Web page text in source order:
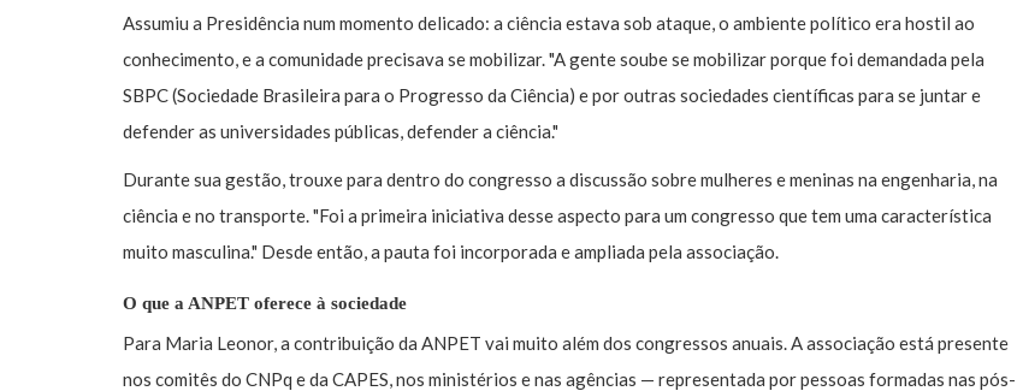
Assumiu a Presidência num momento delicado: a ciência estava sob ataque, o ambiente político era hostil ao
conhecimento, e a comunidade precisava se mobilizar. "A gente soube se mobilizar porque foi demandada pela
SBPC (Sociedade Brasileira para o Progresso da Ciência) e por outras sociedades científicas para se juntar e
defender as universidades públicas, defender a ciência."
Durante sua gestão, trouxe para dentro do congresso a discussão sobre mulheres e meninas na engenharia, na
ciência e no transporte. "Foi a primeira iniciativa desse aspecto para um congresso que tem uma característica
muito masculina." Desde então, a pauta foi incorporada e ampliada pela associação.
O que a ANPET oferece à sociedade
Para Maria Leonor, a contribuição da ANPET vai muito além dos congressos anuais. A associação está presente
nos comitês do CNPq e da CAPES, nos ministérios e nas agências — representada por pessoas formadas nas pós-